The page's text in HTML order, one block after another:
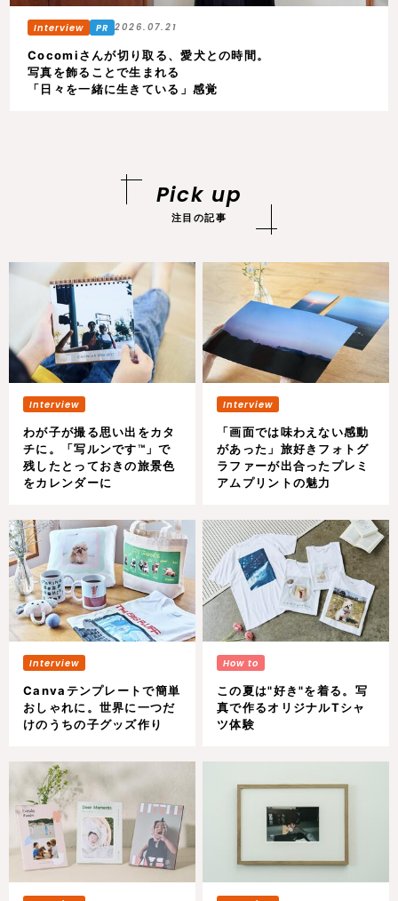
2026.07.21
Cocomiさんが切り取る、愛犬との時間。
写真を飾ることで生まれる
「日々を一緒に生きている」感覚
Pick up
注目の記事
わが子が撮る思い出をカタ
チに。「写ルンです™︎」で
残したとっておきの旅景色
をカレンダーに
「画面では味わえない感動
があった」旅好きフォトグ
ラファーが出合ったプレミ
アムプリントの魅力
Canvaテンプレートで簡単
おしゃれに。世界に一つだ
けのうちの子グッズ作り
この夏は"好き"を着る。写
真で作るオリジナルTシャ
ツ体験